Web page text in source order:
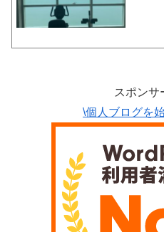
スポンサ
\個人ブログを